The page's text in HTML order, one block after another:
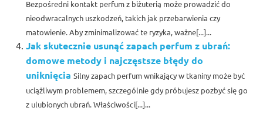
Bezpośredni kontakt perfum z biżuterią może prowadzić do
nieodwracalnych uszkodzeń, takich jak przebarwienia czy
matowienie. Aby zminimalizować te ryzyka, ważne[...]...
Jak skutecznie usunąć zapach perfum z ubrań:
domowe metody i najczęstsze błędy do
uniknięcia Silny zapach perfum wnikający w tkaniny może być
uciążliwym problemem, szczególnie gdy próbujesz pozbyć się go
z ulubionych ubrań. Właściwości[...]...